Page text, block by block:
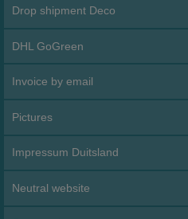
Drop shipment Deco
DHL GoGreen
Invoice by email
Pictures
Impressum Duitsland
Neutral website